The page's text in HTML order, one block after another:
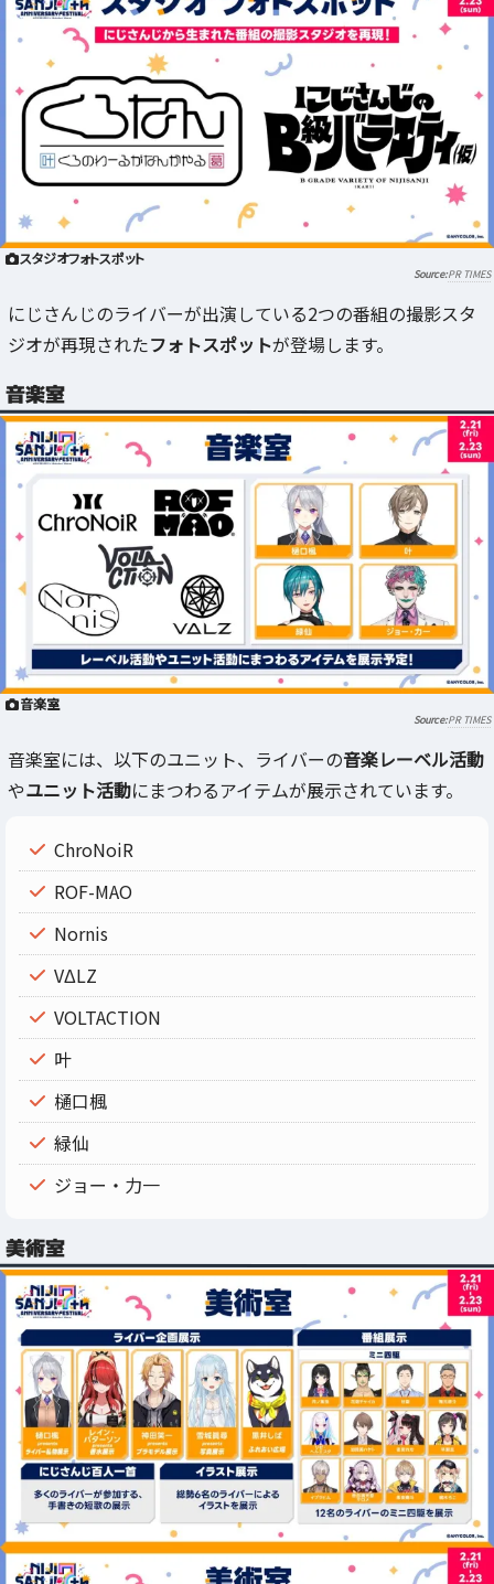
スタジオフォトスポット
PR TIMES
にじさんじのライバーが出演している2つの番組の撮影スタ
ジオが再現されたフォトスポットが登場します。
音楽室
音楽室
PR TIMES
音楽室には、以下のユニット、ライバーの音楽レーベル活動
やユニット活動にまつわるアイテムが展示されています。
ChroNoiR
ROF-MAO
Nornis
VΔLZ
VOLTACTION
叶
樋口楓
緑仙
ジョー・力一
美術室